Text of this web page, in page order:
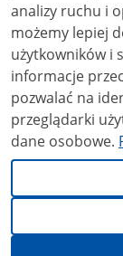
analizy ruchu i
możemy lepiej
użytkowników i stale
informacje
pozwalać na
przeglądarki
dane osobowe.